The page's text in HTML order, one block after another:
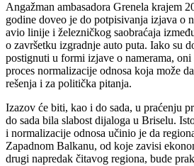
Angažman ambasadora Grenela krajem
godine doveo je do potpisivanja izjava o
avio linije i železničkog saobraćaja
o završetku izgradnje auto puta. Iako su
postignuti u formi izjave o namerama,
proces normalizacije odnosa koja može
rešenja i za politička pitanja.
Izazov će biti, kao i do sada, u praćenju
do sada bila slabost dijaloga u Briselu.
i normalizacije odnosa učinio je da
Zapadnom Balkanu, od koje zavisi
drugi napredak čitavog regiona, bude